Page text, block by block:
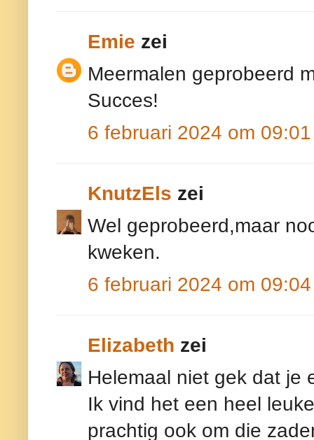
Emie zei
Meermalen geprobeerd
Succes!
6 februari 2024 om 09:01
KnutzEls zei
Wel geprobeerd,maar
kweken.
6 februari 2024 om 09:04
Elizabeth zei
Helemaal niet gek dat je
Ik vind het een heel
prachtig ook om die